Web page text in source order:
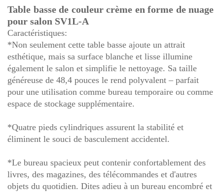
Table basse de couleur crème en forme de nuage
pour salon SV1L-A
Caractéristiques:
*Non seulement cette table basse ajoute un attrait
esthétique, mais sa surface blanche et lisse illumine
également le salon et simplifie le nettoyage. Sa taille
généreuse de 48,4 pouces le rend polyvalent – ​​parfait
pour une utilisation comme bureau temporaire ou comme
espace de stockage supplémentaire.
*Quatre pieds cylindriques assurent la stabilité et
éliminent le souci de basculement accidentel.
*Le bureau spacieux peut contenir confortablement des
livres, des magazines, des télécommandes et d'autres
objets du quotidien. Dites adieu à un bureau encombré et